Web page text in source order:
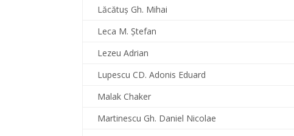
Lăcătuş Gh. Mihai
Leca M. Ştefan
Lezeu Adrian
Lupescu CD. Adonis Eduard
Malak Chaker
Martinescu Gh. Daniel Nicolae